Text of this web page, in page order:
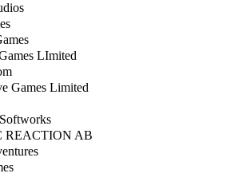
LImited
Games Limited
REACTION AB